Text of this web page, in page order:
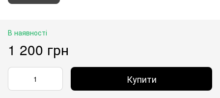
В наявності
1 200 грн
Купити